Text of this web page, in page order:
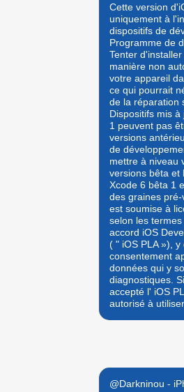
Cette version
uniquement à
dispositifs de
Programme de
Tenter
manière non
votre appareil
ce qui pourrait
de la réparation
Dispositifs mis
1 peuvent pas
versions
de
mettre à niveau
versions bêta et
Xcode 6 bêta 1
des graines
est soumise à
selon les
accord iOS
( " iOS PLA »), y
consentement
données qui y
diagnostiques.
accepté l' iOS
autorisé à
@Darkninou -